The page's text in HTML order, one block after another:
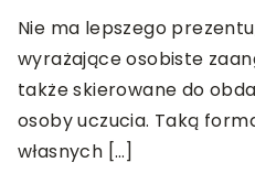
Nie ma lepszego
wyrażające osobiste
także skierowane do
osoby uczucia. Taką
własnych […]